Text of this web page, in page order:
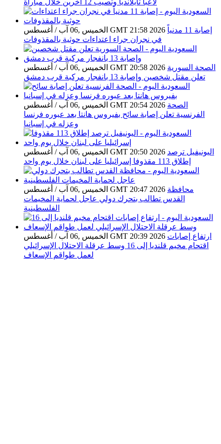
الخميس ,06 آب / أغسطس GMT 21:58 2026 إصابة 11 مدنياً
في نجران جراء اعتداءات حوثية بالمقذوفات
الخميس ,06 آب / أغسطس GMT 20:58 2026 الصحة السورية
تعلن مقتل شخصين وإصابة 13 بانفجار مركبة قرب دمشق
الخميس ,06 آب / أغسطس GMT 20:54 2026 الصحة
الفرنسية تعلن إصابة سائح بفيروس هانتا بعد عبوره فرنسا
وعزله في إسبانيا
الخميس ,06 آب / أغسطس GMT 20:50 2026 اليونيفيل ترصد
إطلاق 113 مقذوفا إسرائيليا على لبنان خلال يوم واحد
الخميس ,06 آب / أغسطس GMT 20:47 2026 محافظة
القدس تطالب بتحرك دولي عاجل لحماية المخيمات
الفلسطينية
الخميس ,06 آب / أغسطس GMT 20:39 2026 ارتفاع إصابات
اقتحام مخيم قلنديا إلى 16 وسط عرقلة الاحتلال الإسرائيلي
لعمل طواقم الإسعاف